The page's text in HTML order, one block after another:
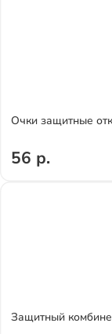
Очки защитные
56 р.
Защитный